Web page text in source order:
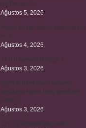
Ne Demek ?
Ağustos 5, 2026
Avans hesap borcu yapılandırılır
mı ?
Ağustos 4, 2026
37 nin karekökü kaçtır ?
Ağustos 3, 2026
2025’te direksiyon sınavını
geçtikten sonra harç ücreti ne
kadar ?
Ağustos 3, 2026
12V 1a adaptör kaç watt ?